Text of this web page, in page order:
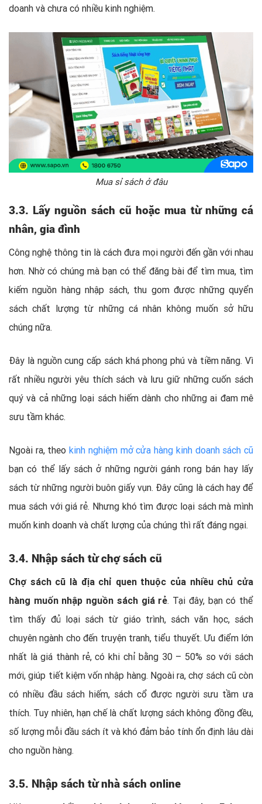
doanh và chưa có nhiều kinh nghiệm.
Mua sỉ sách ở đâu
3.3. Lấy nguồn sách cũ hoặc mua từ những cá
nhân, gia đình
Công nghệ thông tin là cách đưa mọi người đến gần với nhau
hơn. Nhờ có chúng mà bạn có thể đăng bài để tìm mua, tìm
kiếm nguồn hàng nhập sách, thu gom được những quyển
sách chất lượng từ những cá nhân không muốn sở hữu
chúng nữa.
Đây là nguồn cung cấp sách khá phong phú và tiềm năng. Vì
rất nhiều người yêu thích sách và lưu giữ những cuốn sách
quý và cả những loại sách hiếm dành cho những ai đam mê
sưu tầm khác.
Ngoài ra, theo kinh nghiệm mở cửa hàng kinh doanh sách cũ
bạn có thể lấy sách ở những người gánh rong bán hay lấy
sách từ những người buôn giấy vụn. Đây cũng là cách hay để
mua sách với giá rẻ. Nhưng khó tìm được loại sách mà mình
muốn kinh doanh và chất lượng của chúng thì rất đáng ngại.
3.4. Nhập sách từ chợ sách cũ
Chợ sách cũ là địa chỉ quen thuộc của nhiều chủ cửa
hàng muốn nhập nguồn sách giá rẻ. Tại đây, bạn có thể
tìm thấy đủ loại sách từ giáo trình, sách văn học, sách
chuyên ngành cho đến truyện tranh, tiểu thuyết. Ưu điểm lớn
nhất là giá thành rẻ, có khi chỉ bằng 30 – 50% so với sách
mới, giúp tiết kiệm vốn nhập hàng. Ngoài ra, chợ sách cũ còn
có nhiều đầu sách hiếm, sách cổ được người sưu tầm ưa
thích. Tuy nhiên, hạn chế là chất lượng sách không đồng đều,
số lượng mỗi đầu sách ít và khó đảm bảo tính ổn định lâu dài
cho nguồn hàng.
3.5. Nhập sách từ nhà sách online